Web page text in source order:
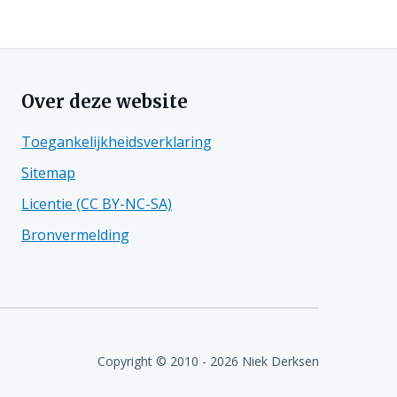
Over deze website
Toegankelijkheidsverklaring
Sitemap
Licentie (CC BY-NC-SA)
Bronvermelding
Copyright © 2010 - 2026 Niek Derksen